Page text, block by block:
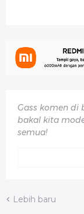
Gass komen di
bakal kita
semua!
Lebih baru